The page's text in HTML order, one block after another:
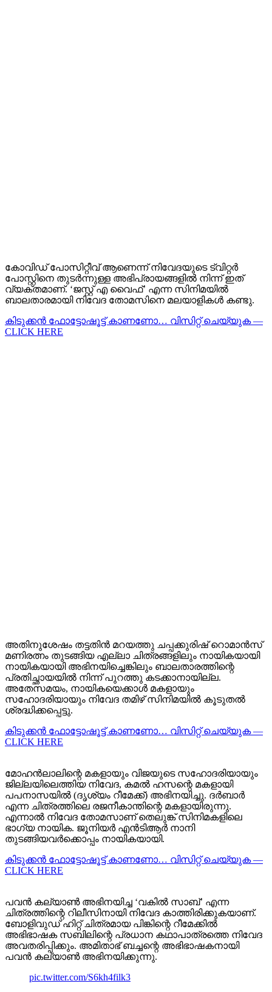
കോവിഡ് പോസിറ്റീവ് ആണെന്ന് നിവേദയുടെ ട്വിറ്റർ
പോസ്റ്റിനെ തുടർന്നുള്ള അഭിപ്രായങ്ങളിൽ നിന്ന് ഇത്
വ്യക്തമാണ്. ‘ജസ്റ്റ് എ വൈഫ്’ എന്ന സിനിമയിൽ
ബാലതാരമായി നിവേദ തോമസിനെ മലയാളികൾ കണ്ടു.
കിടുക്കന്‍ ഫോട്ടോഷൂട്ട്‌ കാണണോ… വിസിറ്റ് ചെയ്യുക —
CLICK HERE
അതിനുശേഷം തട്ടതിൻ മറയത്തു ചപ്പക്കുരിഷ് റൊമാൻസ്
മണിരത്നം തുടങ്ങിയ എല്ലാ ചിത്രങ്ങളിലും നായികയായി
നായികയായി അഭിനയിച്ചെങ്കിലും ബാലതാരത്തിന്റെ
പ്രതിച്ഛായയിൽ നിന്ന് പുറത്തു കടക്കാനായില്ല.
അതേസമയം, നായികയെക്കാൾ മകളായും
സഹോദരിയായും നിവേദ തമിഴ് സിനിമയിൽ കൂടുതൽ
ശ്രദ്ധിക്കപ്പെട്ടു.
കിടുക്കന്‍ ഫോട്ടോഷൂട്ട്‌ കാണണോ… വിസിറ്റ് ചെയ്യുക —
CLICK HERE
മോഹൻലാലിന്റെ മകളായും വിജയുടെ സഹോദരിയായും
ജില്ലയിലെത്തിയ നിവേദ, കമൽ ഹസന്റെ മകളായി
പപനാസയിൽ (ദൃശ്യം റീമേക്ക്) അഭിനയിച്ചു. ദർബാർ
എന്ന ചിത്രത്തിലെ രജനീകാന്തിന്റെ മകളായിരുന്നു.
എന്നാൽ നിവേദ തോമസാണ് തെലുങ്ക് സിനിമകളിലെ
ഭാഗ്യ നായിക. ജൂനിയർ എൻ‌ടി‌ആർ നാനി
തുടങ്ങിയവർക്കൊപ്പം നായികയായി.
കിടുക്കന്‍ ഫോട്ടോഷൂട്ട്‌ കാണണോ… വിസിറ്റ് ചെയ്യുക —
CLICK HERE
പവൻ കല്യാൺ അഭിനയിച്ച ‘വകിൽ സാബ്’ എന്ന
ചിത്രത്തിന്റെ റിലീസിനായി നിവേദ കാത്തിരിക്കുകയാണ്.
ബോളിവുഡ് ഹിറ്റ് ചിത്രമായ പിങ്കിന്റെ റീമേക്കിൽ
അഭിഭാഷക സബിലിന്റെ പ്രധാന കഥാപാത്രത്തെ നിവേദ
അവതരിപ്പിക്കും. അമിതാഭ് ബച്ചന്റെ അഭിഭാഷകനായി
പവൻ കല്യാൺ അഭിനയിക്കുന്നു.
pic.twitter.com/S6kh4filk3